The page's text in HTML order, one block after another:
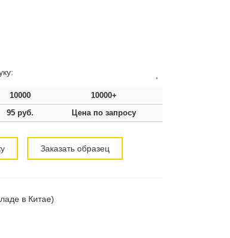
10000
10000+
95 руб. Цена по запросу
Заказать образец
в Китае)